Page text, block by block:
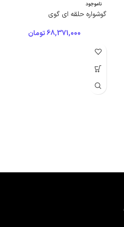
ناموجود
گوشواره حلقه ای گوی
68,371,000تومان